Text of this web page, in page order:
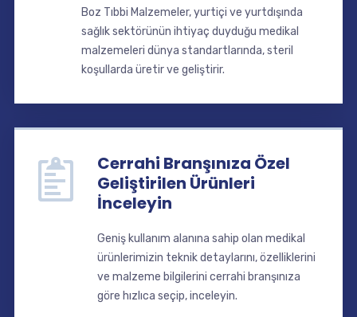
Boz Tıbbi Malzemeler, yurtiçi ve yurtdışında
sağlık sektörünün ihtiyaç duyduğu medikal
malzemeleri dünya standartlarında, steril
koşullarda üretir ve geliştirir.
Cerrahi Branşınıza Özel
Geliştirilen Ürünleri
İnceleyin
Geniş kullanım alanına sahip olan medikal
ürünlerimizin teknik detaylarını, özelliklerini
ve malzeme bilgilerini cerrahi branşınıza
göre hızlıca seçip, inceleyin.